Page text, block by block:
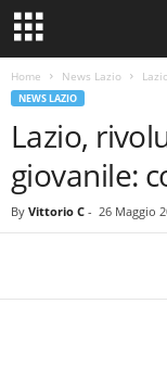
Home News Lazio
NEWS LAZIO
Lazio,
giovanile:
By Vittorio C - 26 Maggio